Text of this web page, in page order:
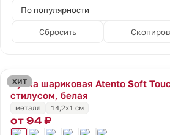
Сбросить
ХИТ
Ручка шариковая Atento Soft
стилусом, белая
металл 14,2х1 см
от 94 ₽